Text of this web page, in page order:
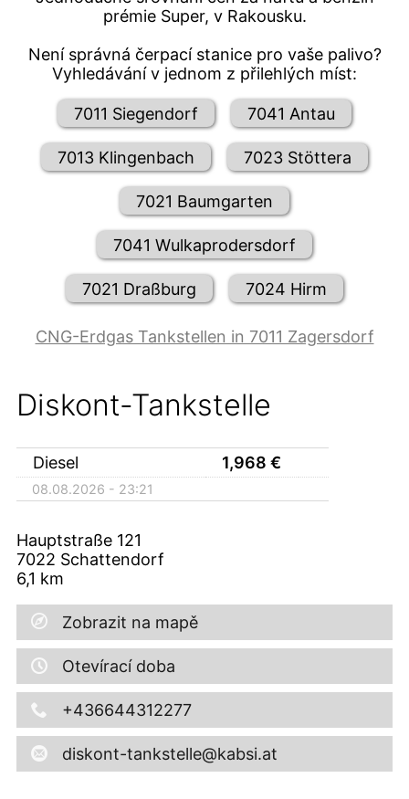
prémie Super, v Rakousku.
Není správná čerpací stanice pro vaše palivo?
Vyhledávání v jednom z přilehlých míst:
7011 Siegendorf 7041 Antau
7013 Klingenbach 7023 Stöttera
7021 Baumgarten
7041 Wulkaprodersdorf
7021 Draßburg 7024 Hirm
CNG-Erdgas Tankstellen in 7011 Zagersdorf
Diskont-Tankstelle
Diesel 1,968 €
08.08.2026 - 23:21
Hauptstraße 121
7022 Schattendorf
6,1 km
Zobrazit na mapě
Otevírací doba
+436644312277
diskont-tankstelle@kabsi.at